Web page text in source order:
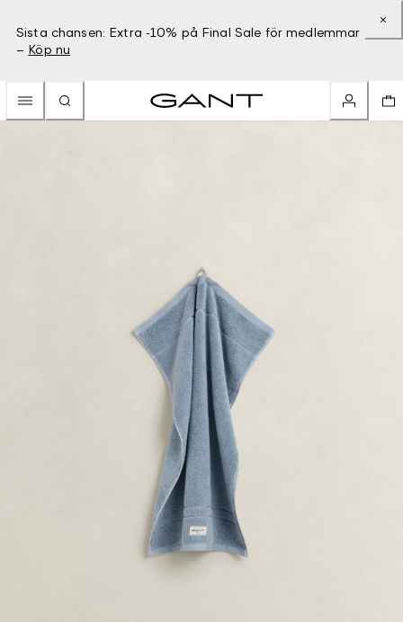
Sista chansen: Extra -10% på Final Sale för medlemmar
– Köp nu